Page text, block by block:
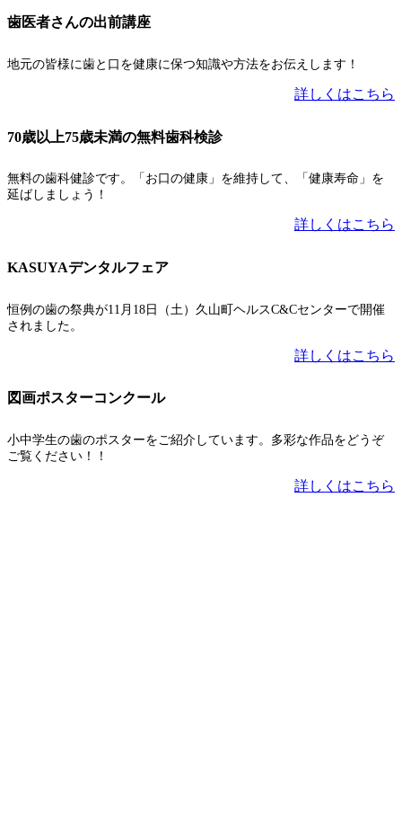
歯医者さんの出前講座
地元の皆様に歯と口を健康に保つ知識や方法をお伝えします！
詳しくはこちら
70歳以上75歳未満の無料歯科検診
無料の歯科健診です。「お口の健康」を維持して、「健康寿命」を
延ばしましょう！
詳しくはこちら
KASUYAデンタルフェア
恒例の歯の祭典が11月18日（土）久山町ヘルスC&Cセンターで開催
されました。
詳しくはこちら
図画ポスターコンクール
小中学生の歯のポスターをご紹介しています。多彩な作品をどうぞ
ご覧ください！！
詳しくはこちら